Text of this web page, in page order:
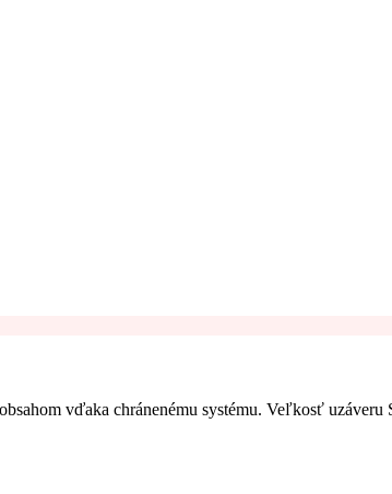
vďaka chránenému systému. Veľkosť